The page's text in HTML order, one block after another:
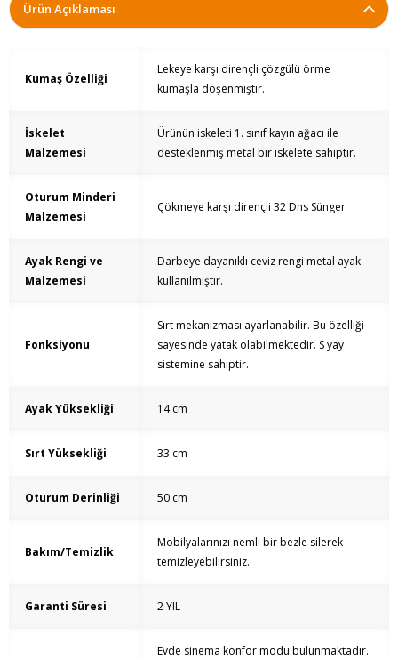
Ürün Açıklaması
Kumaş Özelliği
Lekeye karşı dirençli çözgülü örme
kumaşla döşenmiştir.
İskelet
Malzemesi
Ürünün iskeleti 1. sınıf kayın ağacı ile
desteklenmiş metal bir iskelete sahiptir.
Oturum Minderi
Malzemesi
Çökmeye karşı dirençli 32 Dns Sünger
Ayak Rengi ve
Malzemesi
Darbeye dayanıklı ceviz rengi metal ayak
kullanılmıştır.
Fonksiyonu
Sırt mekanizması ayarlanabilir. Bu özelliği
sayesinde yatak olabilmektedir. S yay
sistemine sahiptir.
Ayak Yüksekliği 14 cm
Sırt Yüksekliği 33 cm
Oturum Derinliği 50 cm
Bakım/Temizlik
Mobilyalarınızı nemli bir bezle silerek
temizleyebilirsiniz.
Garanti Süresi 2 YIL
Evde sinema konfor modu bulunmaktadır.